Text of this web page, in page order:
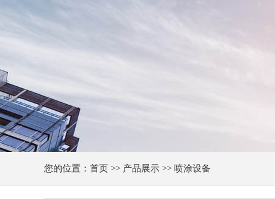
您的位置： 首页 >> 产品展示 >> 喷涂设备